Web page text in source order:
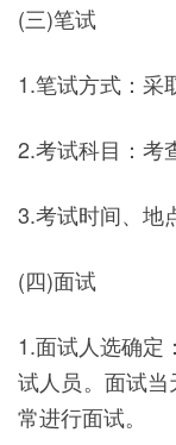
(三)笔试
1.笔试方式：采
2.考试科目：考
3.考试时间、地
(四)面试
1.面试人选确定
试人员。面试
常进行面试。